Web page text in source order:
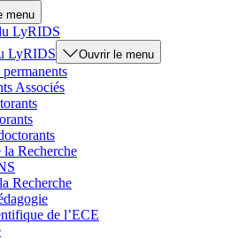
menu
LyRIDS
LyRIDS
Ouvrir le menu
Associés
la Recherche
Recherche
de l’ECE